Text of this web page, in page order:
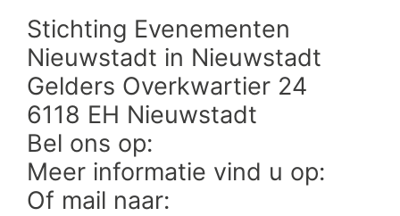
Stichting Evenementen
Nieuwstadt in Nieuwstadt
Gelders Overkwartier 24
6118 EH Nieuwstadt
Bel ons op:
Meer informatie vind u op:
Of mail naar: